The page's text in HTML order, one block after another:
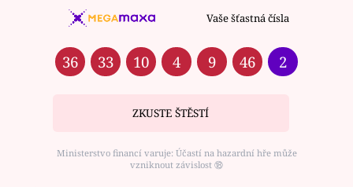
Vaše šťastná čísla
36 33 10 4 9 46 2
ZKUSTE ŠTĚSTÍ
Ministerstvo financí varuje: Účastí na hazardní hře může
vzniknout závislost ⑱